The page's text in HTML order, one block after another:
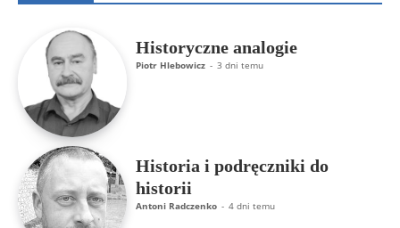
Historyczne analogie
Piotr Hlebowicz - 3 dni temu
Historia i podręczniki do
historii
Antoni Radczenko - 4 dni temu